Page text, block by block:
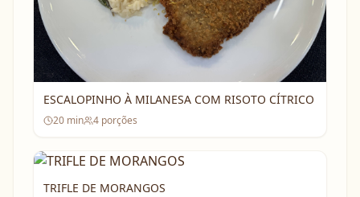
ESCALOPINHO À MILANESA COM RISOTO CÍTRICO
20 min 4 porções
TRIFLE DE MORANGOS